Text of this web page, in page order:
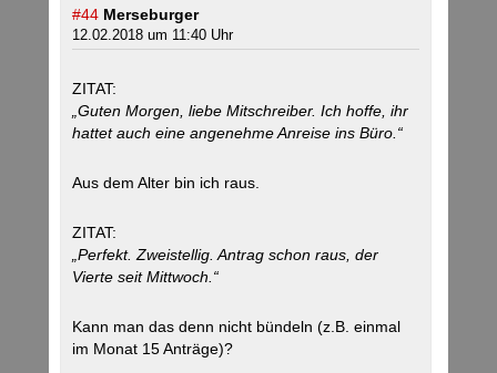
#44 Merseburger
12.02.2018 um 11:40 Uhr
ZITAT:
„Guten Morgen, liebe Mitschreiber. Ich hoffe, ihr
hattet auch eine angenehme Anreise ins Büro.“
Aus dem Alter bin ich raus.
ZITAT:
„Perfekt. Zweistellig. Antrag schon raus, der
Vierte seit Mittwoch.“
Kann man das denn nicht bündeln (z.B. einmal
im Monat 15 Anträge)?